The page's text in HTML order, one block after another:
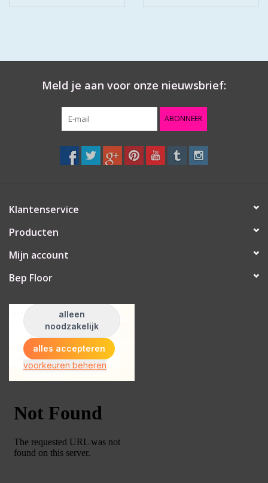
Meld je aan voor onze nieuwsbrief:
ABONNEER
Klantenservice
Producten
Mijn account
Bep Floor